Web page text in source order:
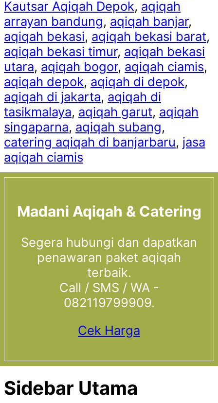
Kautsar Aqiqah Depok, aqiqah
arrayan bandung, aqiqah banjar,
aqiqah bekasi, aqiqah bekasi barat,
aqiqah bekasi timur, aqiqah bekasi
utara, aqiqah bogor, aqiqah ciamis,
aqiqah depok, aqiqah di depok,
aqiqah di jakarta, aqiqah di
tasikmalaya, aqiqah garut, aqiqah
singaparna, aqiqah subang,
catering aqiqah di banjarbaru, jasa
aqiqah ciamis
Madani Aqiqah & Catering
Segera hubungi dan dapatkan
penawaran paket aqiqah
terbaik.
Call / SMS / WA -
082119799909.
Cek Harga
Sidebar Utama